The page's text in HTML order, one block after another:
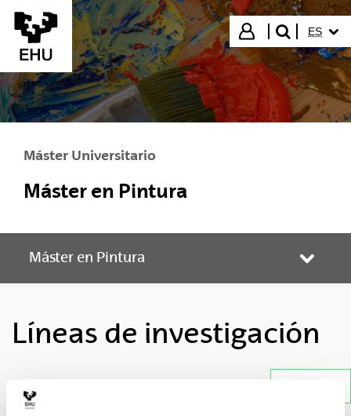
Saltar al contenido principal
Iniciar sesión
buscar"
ES
Máster Universitario
Máster en Pintura
Máster en Pintura
Líneas de investigación